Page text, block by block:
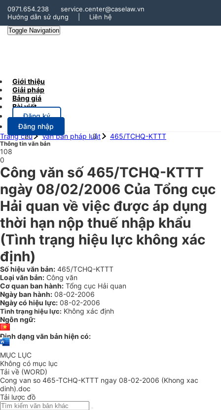
0971.654.238
service.center@caselaw.vn
Hướng dẫn sử dụng
Liên hệ
Toggle Navigation
Giới thiệu
Giải pháp
Bảng giá
Bài viết
Đăng ký
Đăng nhập
Trang chủ
Văn bản pháp luật 465/TCHQ-KTTT
Thông tin văn bản
108
0
Công văn số 465/TCHQ-KTTT
ngày 08/02/2006 Của Tổng cục
Hải quan về việc được áp dụng
thời hạn nộp thuế nhập khẩu
(Tình trạng hiệu lực không xác
định)
Số hiệu văn bản: 465/TCHQ-KTTT
Loại văn bản: Công văn
Cơ quan ban hành: Tổng cục Hải quan
Ngày ban hành: 08-02-2006
Ngày có hiệu lực: 08-02-2006
Tình trạng hiệu lực: Không xác định
Ngôn ngữ:
Định dạng văn bản hiện có:
MỤC LỤC
Không có mục lục
Tải về (WORD)
Cong van so 465-TCHQ-KTTT ngay 08-02-2006 (Khong xac
dinh).doc
Tải lược đồ